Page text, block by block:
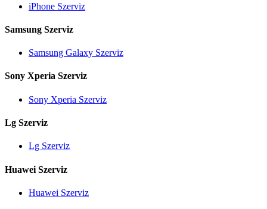
iPhone Szerviz
Samsung Szerviz
Samsung Galaxy Szerviz
Sony Xperia Szerviz
Sony Xperia Szerviz
Lg Szerviz
Lg Szerviz
Huawei Szerviz
Huawei Szerviz